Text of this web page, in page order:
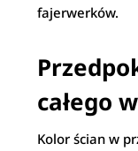
fajerwerków.
całego
Kolor ścian w